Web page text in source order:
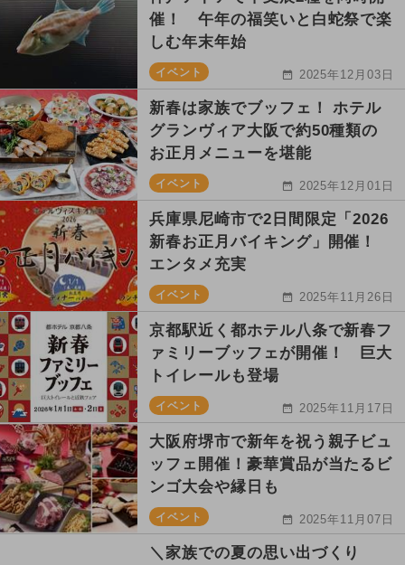
催！ 午年の福笑いと白蛇祭で楽
しむ年末年始
イベント 2025年12月03日
新春は家族でブッフェ！ ホテル
グランヴィア大阪で約50種類の
お正月メニューを堪能
イベント 2025年12月01日
兵庫県尼崎市で2日間限定「2026
新春お正月バイキング」開催！
エンタメ充実
イベント 2025年11月26日
京都駅近く都ホテル八条で新春フ
ァミリーブッフェが開催！ 巨大
トイレールも登場
イベント 2025年11月17日
大阪府堺市で新年を祝う親子ビュ
ッフェ開催！豪華賞品が当たるビ
ンゴ大会や縁日も
イベント 2025年11月07日
＼家族での夏の思い出づくり